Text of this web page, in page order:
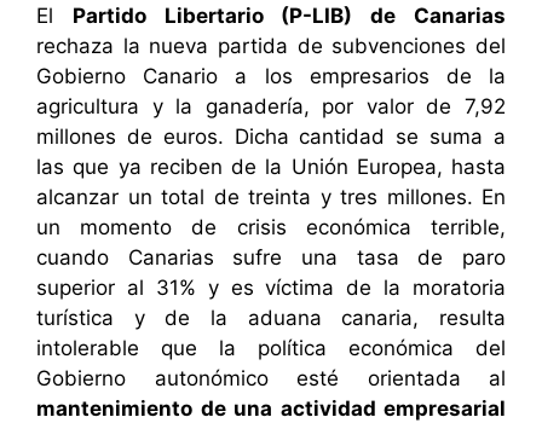
El Partido Libertario (P-LIB) de Canarias
rechaza la nueva partida de subvenciones del
Gobierno Canario a los empresarios de la
agricultura y la ganadería, por valor de 7,92
millones de euros. Dicha cantidad se suma a
las que ya reciben de la Unión Europea, hasta
alcanzar un total de treinta y tres millones. En
un momento de crisis económica terrible,
cuando Canarias sufre una tasa de paro
superior al 31% y es víctima de la moratoria
turística y de la aduana canaria, resulta
intolerable que la política económica del
Gobierno autonómico esté orientada al
mantenimiento de una actividad empresarial